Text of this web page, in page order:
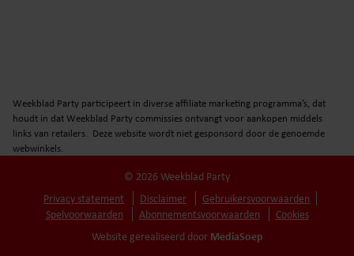
Weekblad Party participeert in diverse affiliate marketing programma’s, dat
houdt in dat Weekblad Party commissies ontvangt voor aankopen middels
links van retailers. Deze website wordt niet gesponsord door de genoemde
webwinkels.
© 2026 Weekblad Party
Privacy statement
Disclaimer
Gebruikersvoorwaarden
Spelvoorwaarden
Abonnementsvoorwaarden
Cookies
Website gerealiseerd door MediaSoep